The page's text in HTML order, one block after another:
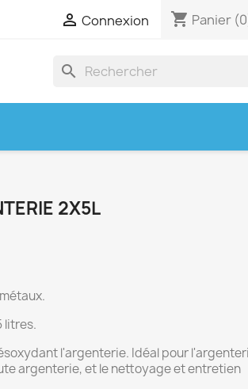
 Connexion shopping_cart Panier
search
2X5L
litres.
l'argenterie. Idéal pour
argenterie, et le nettoyage et entretien